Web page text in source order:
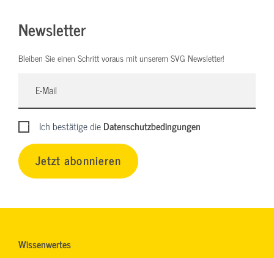
Newsletter
Bleiben Sie einen Schritt voraus mit unserem SVG Newsletter!
Ich bestätige dieDatenschutzbedingungen
Jetzt abonnieren
Wissenwertes